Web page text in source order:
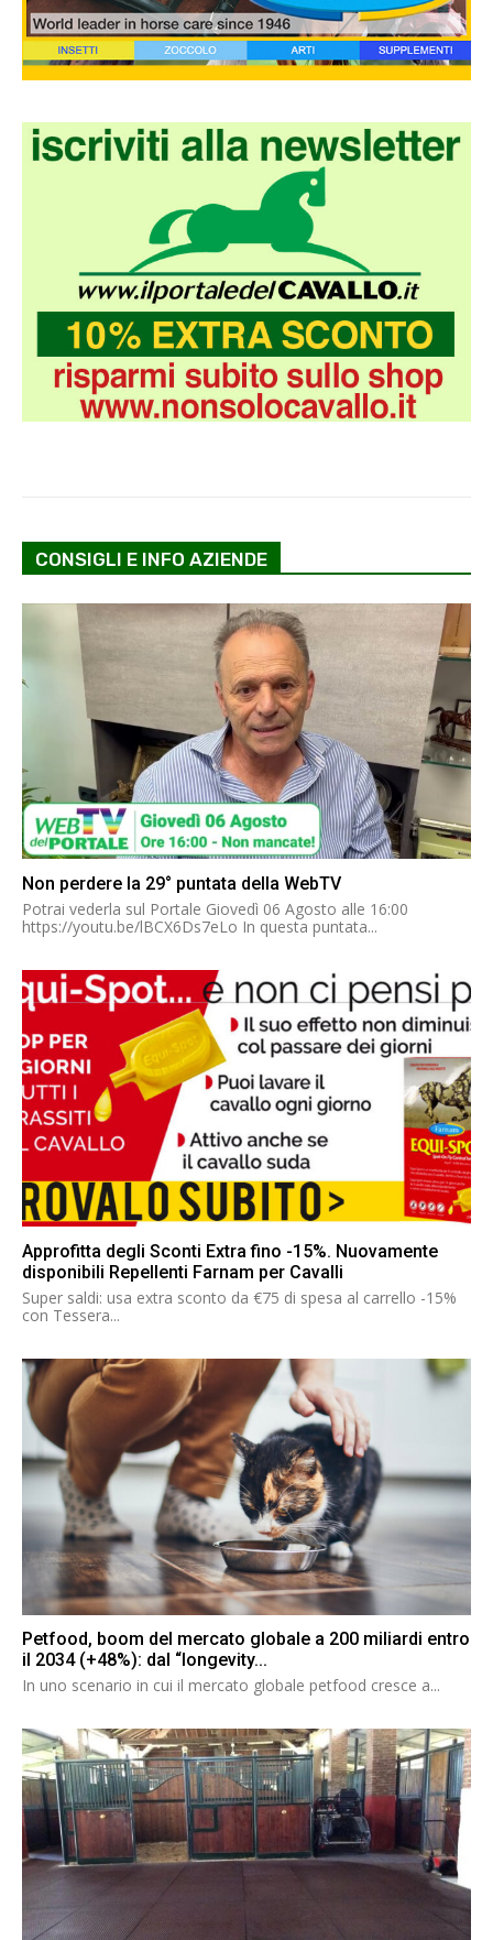
CONSIGLI E INFO AZIENDE
Non perdere la 29° puntata della WebTV
Potrai vederla sul Portale Giovedì 06 Agosto alle 16:00
https://youtu.be/lBCX6Ds7eLo In questa puntata...
Approfitta degli Sconti Extra fino -15%. Nuovamente
disponibili Repellenti Farnam per Cavalli
Super saldi: usa extra sconto da €75 di spesa al carrello -15%
con Tessera...
Petfood, boom del mercato globale a 200 miliardi entro
il 2034 (+48%): dal “longevity...
In uno scenario in cui il mercato globale petfood cresce a...